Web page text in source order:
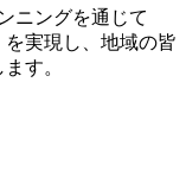
ニングを通じて
を実現し、地域の皆
す。